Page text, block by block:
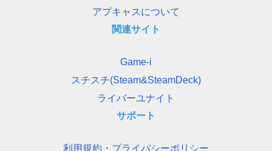
アプキャスについて
関連サイト
Game-i
スチスチ(Steam&SteamDeck)
ライバーユナイト
サポート
利用規約・プライバシーポリシー